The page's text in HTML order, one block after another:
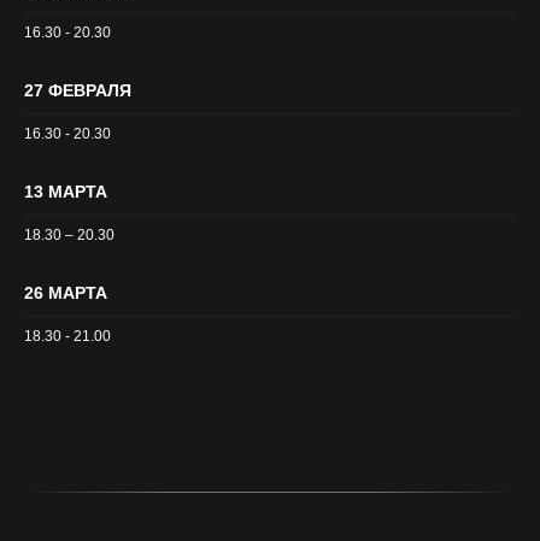
16.30 - 20.30
27 ФЕВРАЛЯ
16.30 - 20.30
13 МАРТА
18.30 – 20.30
26 МАРТА
18.30 - 21.00